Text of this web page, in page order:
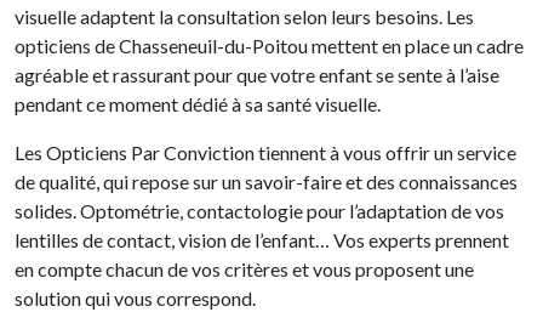
visuelle adaptent la consultation selon leurs besoins. Les
opticiens de Chasseneuil-du-Poitou mettent en place un cadre
agréable et rassurant pour que votre enfant se sente à l’aise
pendant ce moment dédié à sa santé visuelle.
Les Opticiens Par Conviction tiennent à vous offrir un service
de qualité, qui repose sur un savoir-faire et des connaissances
solides. Optométrie, contactologie pour l’adaptation de vos
lentilles de contact, vision de l’enfant… Vos experts prennent
en compte chacun de vos critères et vous proposent une
solution qui vous correspond.